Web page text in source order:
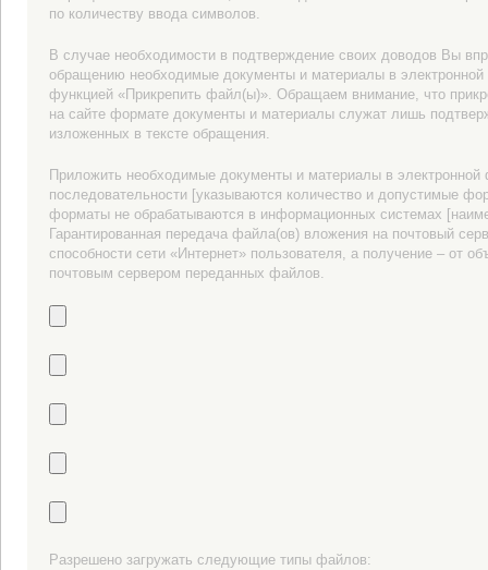
по количеству ввода символов.
В случае необходимости в подтверждение своих доводов Вы
обращению необходимые документы и материалы в
функцией «Прикрепить файл(ы)». Обращаем внимание, что
на сайте формате документы и материалы служат лишь
изложенных в тексте обращения.
Приложить необходимые документы и материалы в
последовательности [указываются количество и допустимые
форматы не обрабатываются в информационных системах
Гарантированная передача файла(ов) вложения на почтовый
способности сети «Интернет» пользователя, а получение – от
почтовым сервером переданных файлов.
Разрешено загружать следующие типы файлов: